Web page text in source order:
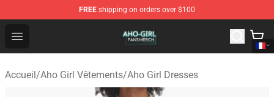
FREE shipping on orders over $100
Open menu
Aho Girl Shop - Official Aho Girl Merchandise Store
Accueil/Aho Girl Vêtements/Aho Girl Dresses